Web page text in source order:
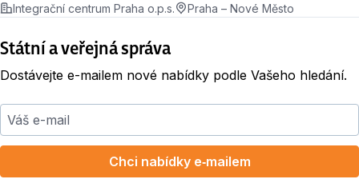
Integrační centrum Praha o.p.s.
Praha – Nové Město
Státní a veřejná správa
Dostávejte e-mailem nové nabídky podle Vašeho hledání.
Váš e-mail
Chci nabídky e‑mailem